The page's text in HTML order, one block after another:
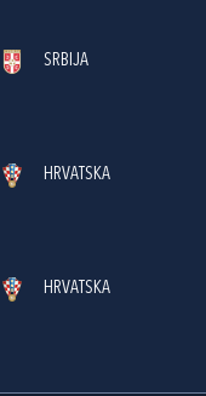
SRBIJA
HRVATSKA
HRVATSKA